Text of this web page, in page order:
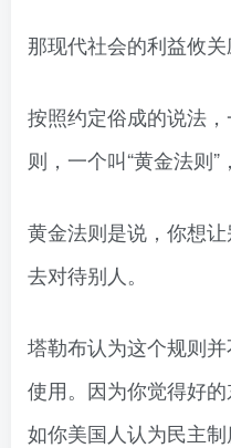
那现代社会的利益攸
按照约定俗成的说法
则，一个叫“黄金法则”
黄金法则是说，你想
去对待别人。
塔勒布认为这个规则
使用。因为你觉得好
如你美国人认为民主